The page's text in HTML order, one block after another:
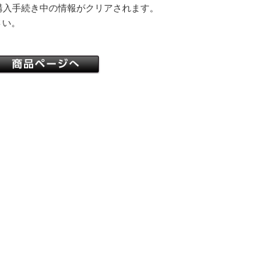
手続き中の情報がクリアされます。
。